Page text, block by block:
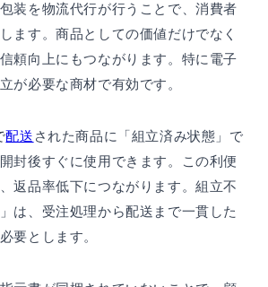
装を物流代行が行うことで、消費者
ます。商品としての価値だけでなく
頼向上にもつながります。特に電子
が必要な商材で有効です。
配送 された商品に「組立済み状態」で
封後すぐに使用できます。この利便
返品率低下につながります。組立不
は、受注処理から配送まで一貫した
要とします。